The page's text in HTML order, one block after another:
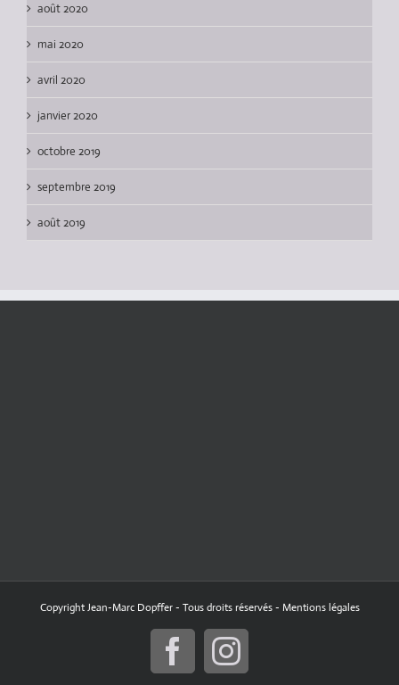
août 2020
mai 2020
avril 2020
janvier 2020
octobre 2019
septembre 2019
août 2019
Copyright Jean-Marc Dopffer - Tous droits réservés - Mentions légales
FacebookInstagram